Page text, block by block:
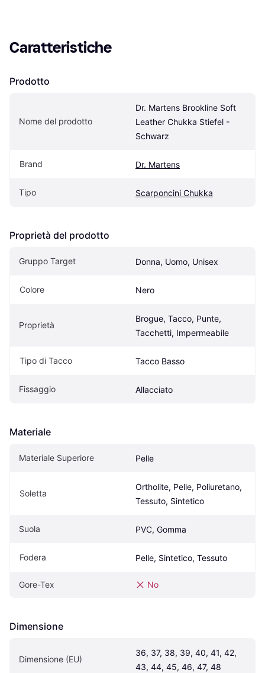
Caratteristiche
Prodotto
Nome del prodotto
Dr. Martens Brookline Soft
Leather Chukka Stiefel -
Schwarz
Brand Dr. Martens
Tipo Scarponcini Chukka
Proprietà del prodotto
Gruppo Target Donna, Uomo, Unisex
Colore Nero
Proprietà
Brogue, Tacco, Punte,
Tacchetti, Impermeabile
Tipo di Tacco Tacco Basso
Fissaggio Allacciato
Materiale
Materiale Superiore Pelle
Soletta
Ortholite, Pelle, Poliuretano,
Tessuto, Sintetico
Suola PVC, Gomma
Fodera Pelle, Sintetico, Tessuto
Gore-Tex No
Dimensione
Dimensione (EU)
36, 37, 38, 39, 40, 41, 42,
43, 44, 45, 46, 47, 48